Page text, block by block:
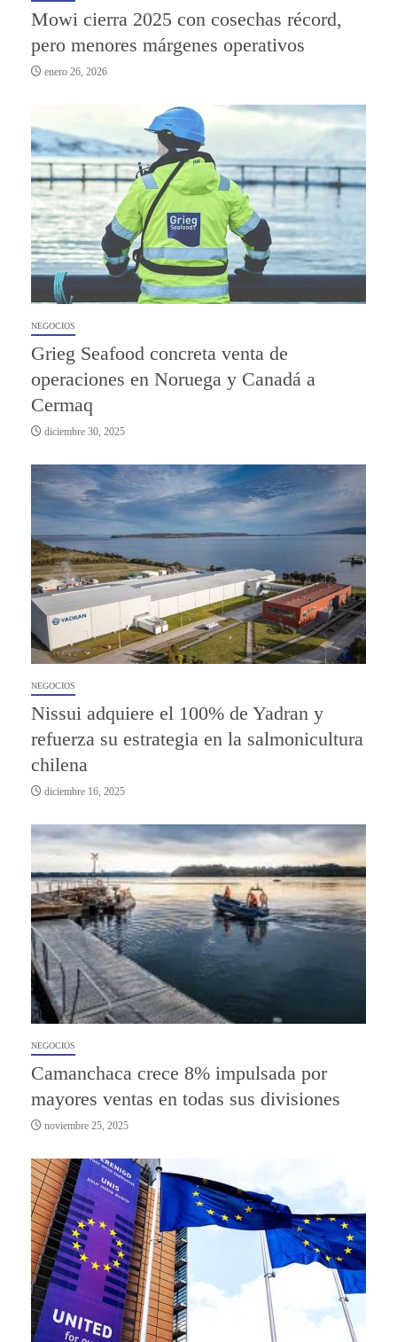
Mowi cierra 2025 con cosechas récord,
pero menores márgenes operativos
enero 26, 2026
NEGOCIOS
Grieg Seafood concreta venta de
operaciones en Noruega y Canadá a
Cermaq
diciembre 30, 2025
NEGOCIOS
Nissui adquiere el 100% de Yadran y
refuerza su estrategia en la salmonicultura
chilena
diciembre 16, 2025
NEGOCIOS
Camanchaca crece 8% impulsada por
mayores ventas en todas sus divisiones
noviembre 25, 2025